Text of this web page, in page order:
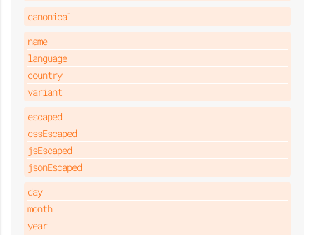
canonical
name
language
country
variant
escaped
cssEscaped
jsEscaped
jsonEscaped
day
month
year